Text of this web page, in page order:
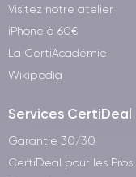
Visitez notre atelier
iPhone à 60€
La CertiAcadémie
Wikipedia
Services CertiDeal
Garantie 30/30
CertiDeal pour les Pros